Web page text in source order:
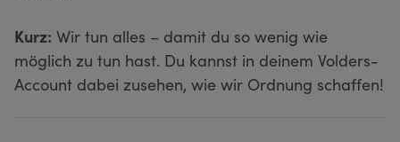
Kurz: Wir tun alles – damit du so wenig wie
möglich zu tun hast. Du kannst in deinem Volders-
Account dabei zusehen, wie wir Ordnung schaffen!